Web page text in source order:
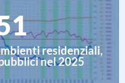
residenziali,
nel 2025